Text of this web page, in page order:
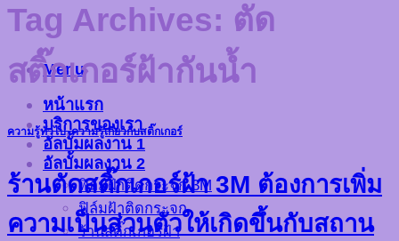
Menu
หน้าแรก
บริการของเรา
อัลบั้มผลงาน 1
อัลบั้มผลงาน 2
ฟิล์มฝ้าติดกระจก 3M
ฟิล์มฝ้าติดกระจก
ร้านสติ๊กเกอร์ฝ้า
Tag Archives: ตัด
สติ๊กเกอร์ฝ้ากันน้ำ
ความรู้ทั่วไป,ความรู้เกี่ยวกับสติ๊กเกอร์
ร้านตัดสติ๊กเกอร์ฝ้า 3M ต้องการเพิ่ม
ความเป็นส่วนตัวให้เกิดขึ้นกับสถาน